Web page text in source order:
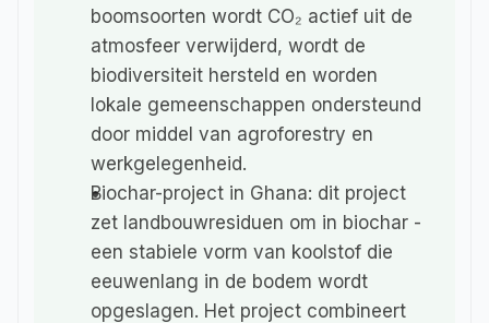
boomsoorten wordt CO₂ actief uit de
atmosfeer verwijderd, wordt de
biodiversiteit hersteld en worden
lokale gemeenschappen ondersteund
door middel van agroforestry en
werkgelegenheid.
Biochar-project in Ghana: dit project
zet landbouwresiduen om in biochar -
een stabiele vorm van koolstof die
eeuwenlang in de bodem wordt
opgeslagen. Het project combineert